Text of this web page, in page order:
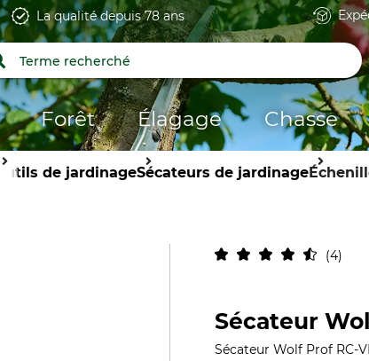
La qualité depuis 78 ans
Forêt Élagage Chasse
Outils de jardinageSécateurs de jardinage
4
Sécateur
Sécateur Wolf Prof RC-